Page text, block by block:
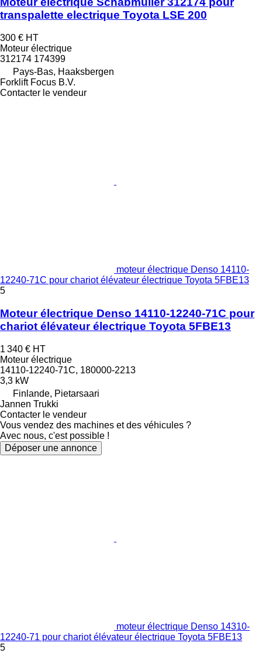
transpalette electrique Toyota LSE 200
300 € HT
Moteur électrique
312174 174399
Pays-Bas, Haaksbergen
Forklift Focus B.V.
Contacter le vendeur
moteur électrique Denso 14110-
12240-71C pour chariot élévateur électrique Toyota 5FBE13
5
Moteur électrique Denso 14110-12240-71C pour
chariot élévateur électrique Toyota 5FBE13
1 340 € HT
Moteur électrique
14110-12240-71C, 180000-2213
3,3 kW
Finlande, Pietarsaari
Jannen Trukki
Contacter le vendeur
Vous vendez des machines et des véhicules ?
Avec nous, c'est possible !
Déposer une annonce
moteur électrique Denso 14310-
12240-71 pour chariot élévateur électrique Toyota 5FBE13
5